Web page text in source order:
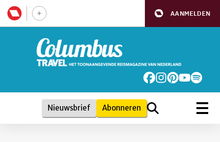
AANMELDEN
Nieuwsbrief Abonneren